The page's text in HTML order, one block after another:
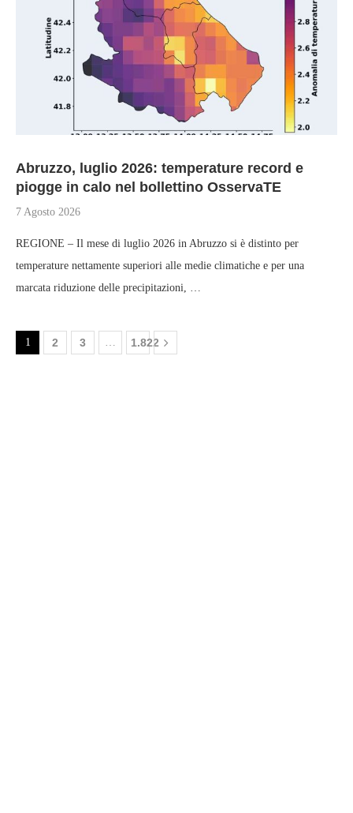
Abruzzo, luglio 2026: temperature record e
piogge in calo nel bollettino OsservaTE
7 Agosto 2026
REGIONE – Il mese di luglio 2026 in Abruzzo si è distinto per
temperature nettamente superiori alle medie climatiche e per una
marcata riduzione delle precipitazioni, …
1 2 3 … 1.822